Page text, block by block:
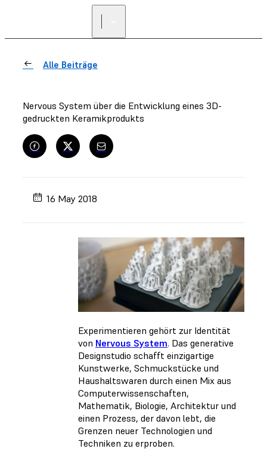
Alle Beiträge
Nervous System über die Entwicklung eines 3D-
gedruckten Keramikprodukts
16 May 2018
Experimentieren gehört zur Identität
von Nervous System. Das generative
Designstudio schafft einzigartige
Kunstwerke, Schmuckstücke und
Haushaltswaren durch einen Mix aus
Computerwissenschaften,
Mathematik, Biologie, Architektur und
einen Prozess, der davon lebt, die
Grenzen neuer Technologien und
Techniken zu erproben.